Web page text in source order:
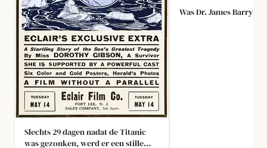
Slechts 29 dagen nadat de Titanic
was gezonken, werd er een stille
Was Dr. James Barry